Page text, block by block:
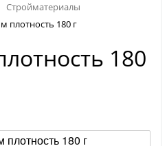
Стройматериалы
плотность 180 г
180